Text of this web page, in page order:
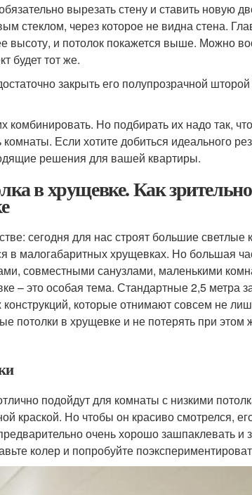
вырезать стену и ставить новую
стеклом, через которое не видна стена.
высоту, и потолок покажется выше. Можно
будет тот же.
закрыть его полупрозрачной
Но подбирать их надо так,
Если хотите добиться идеального
решения для вашей квартиры.
в хрущевке. Как
сегодня для нас строят большие
в малогабаритных хрущевках. Но большая
совместными санузлами, маленькими
– это особая тема. Стандартные 2,5 метра
которые отнимают совсем не
потолки в хрущевке и не потерять при этом
подойдут для комнаты с низкими
краской. Но чтобы он красиво смотрелся,
очень хорошо зашпаклевать и
колер и попробуйте